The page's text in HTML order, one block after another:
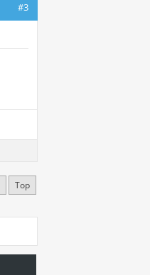
#3
Top